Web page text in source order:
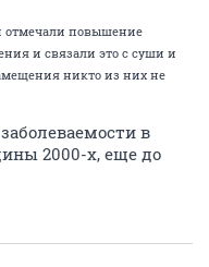
отмечали повышение
и связали это с суши и
никто из них не
в
2000-х, еще до